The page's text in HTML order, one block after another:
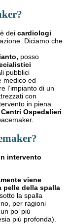
dei cardiologi
Diciamo che
posso
pubblici
medico ed
l’impianto di un
con
in piena
Centri Ospedalieri
intervento
viene
pelle della spalla
la spalla
per ragioni
po’ più
più profonda).